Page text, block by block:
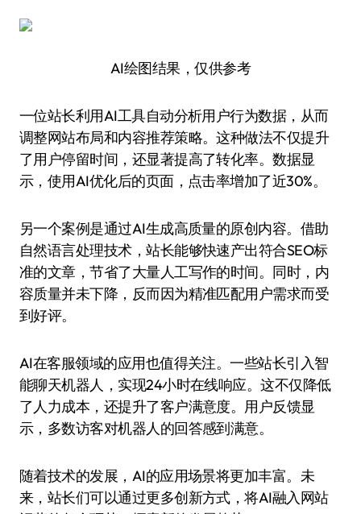
AI绘图结果，仅供参考
一位站长利用AI工具自动分析用户行为数据，从而
调整网站布局和内容推荐策略。这种做法不仅提升
了用户停留时间，还显著提高了转化率。数据显
示，使用AI优化后的页面，点击率增加了近30%。
另一个案例是通过AI生成高质量的原创内容。借助
自然语言处理技术，站长能够快速产出符合SEO标
准的文章，节省了大量人工写作的时间。同时，内
容质量并未下降，反而因为精准匹配用户需求而受
到好评。
AI在客服领域的应用也值得关注。一些站长引入智
能聊天机器人，实现24小时在线响应。这不仅降低
了人力成本，还提升了客户满意度。用户反馈显
示，多数访客对机器人的回答感到满意。
随着技术的发展，AI的应用场景将更加丰富。未
来，站长们可以通过更多创新方式，将AI融入网站